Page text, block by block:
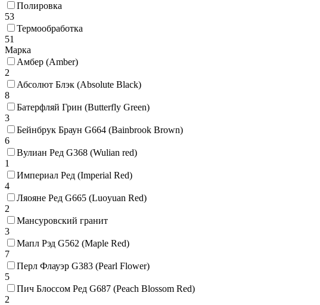
Полировка
53
Термообработка
51
Марка
Амбер (Amber)
2
Абсолют Блэк (Absolute Black)
8
Батерфляй Грин (Butterfly Green)
3
Бейнбрук Браун G664 (Bainbrook Brown)
6
Вулиан Ред G368 (Wulian red)
1
Империал Ред (Imperial Red)
4
Ляояне Ред G665 (Luoyuan Red)
2
Мансуровский гранит
3
Мапл Рэд G562 (Maple Red)
7
Перл Флауэр G383 (Pearl Flower)
5
Пич Блоссом Ред G687 (Peach Blossom Red)
2